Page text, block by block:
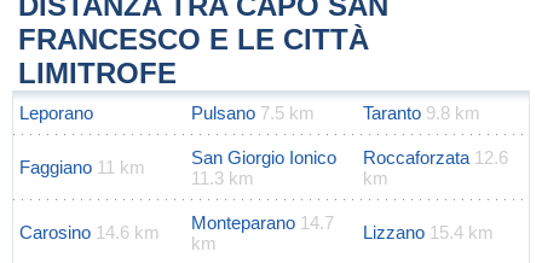
−
FRANCESCO E LE CITTÀ
LIMITROFE
Leporano Pulsano 7.5 km Taranto 9.8 km
Faggiano 11 km
San Giorgio Ionico
11.3 km
Roccaforzata 12.6
km
Carosino 14.6 km Monteparano 14.7
km
Lizzano 15.4 km